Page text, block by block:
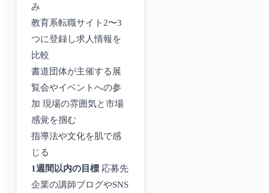
み
教育系転職サイト2〜3
つに登録し求人情報を
比較
書道団体が主催する展
覧会やイベントへの参
加 現場の雰囲気と市場
感覚を掴む
指導法や文化を肌で感
じる
1週間以内の目標 応募先
企業の講師ブログやSNS